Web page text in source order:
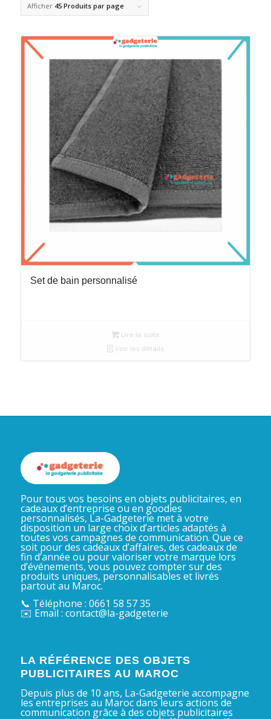
Afficher 45 Produits par page
Set de bain personnalisé
Lire la suite
Voir les détails
Pour tous vos besoins en objets publicitaires, en
cadeaux d’entreprise ou en goodies
personnalisés, La-Gadgeterie met à votre
disposition un large choix d’articles adaptés à
toutes vos campagnes de communication. Que ce
soit pour des cadeaux d’affaires, des cadeaux de
fin d’année ou pour valoriser votre marque lors
d’événements, vous pouvez compter sur des
produits uniques, personnalisables et livrés
partout au Maroc.
📞 Téléphone : 0661 58 57 35
✉️ Email : contact@la-gadgeterie
LA RÉFÉRENCE DES OBJETS
PUBLICITAIRES AU MAROC
Depuis plus de 10 ans, La-Gadgeterie accompagne
les entreprises au Maroc dans leurs actions de
communication grâce à des objets publicitaires